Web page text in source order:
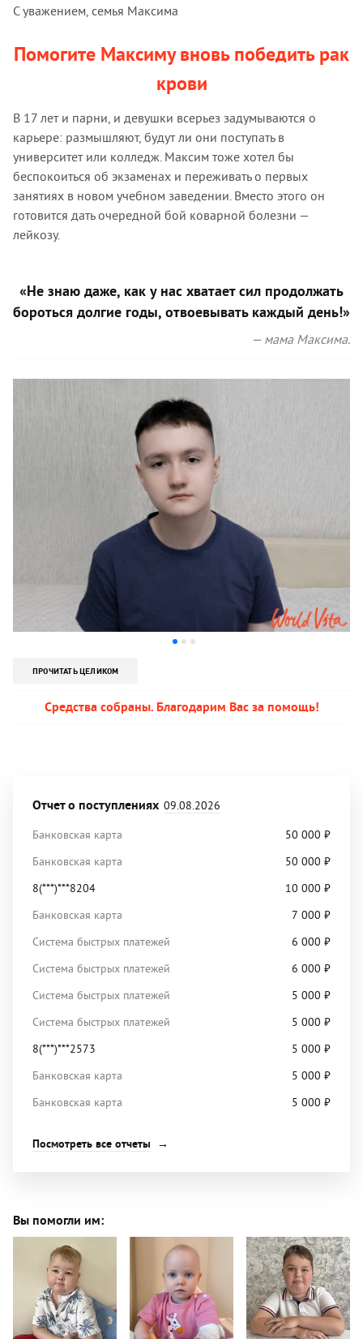
С уважением, семья Максима
Помогите Максиму вновь победить рак
крови
В 17 лет и парни, и девушки всерьез задумываются о
карьере: размышляют, будут ли они поступать в
университет или колледж. Максим тоже хотел бы
беспокоиться об экзаменах и переживать о первых
занятиях в новом учебном заведении. Вместо этого он
готовится дать очередной бой коварной болезни —
лейкозу.
«Не знаю даже, как у нас хватает сил продолжать
бороться долгие годы, отвоевывать каждый день!»
— мама Максима.
ПРОЧИТАТЬ ЦЕЛИКОМ
Средства собраны. Благодарим Вас за помощь!
Отчет о поступлениях 09.08.2026
Банковская карта
50 000 ₽
Банковская карта
50 000 ₽
8(***)***8204
10 000 ₽
Банковская карта
7 000 ₽
Система быстрых платежей
6 000 ₽
Система быстрых платежей
6 000 ₽
Система быстрых платежей
5 000 ₽
Система быстрых платежей
5 000 ₽
8(***)***2573
5 000 ₽
Банковская карта
5 000 ₽
Банковская карта
5 000 ₽
Посмотреть все отчеты
Вы помогли им: